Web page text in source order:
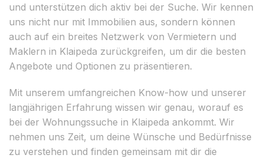
und unterstützen dich aktiv bei der Suche. Wir kennen
uns nicht nur mit Immobilien aus, sondern können
auch auf ein breites Netzwerk von Vermietern und
Maklern in Klaipeda zurückgreifen, um dir die besten
Angebote und Optionen zu präsentieren.
Mit unserem umfangreichen Know-how und unserer
langjährigen Erfahrung wissen wir genau, worauf es
bei der Wohnungssuche in Klaipeda ankommt. Wir
nehmen uns Zeit, um deine Wünsche und Bedürfnisse
zu verstehen und finden gemeinsam mit dir die